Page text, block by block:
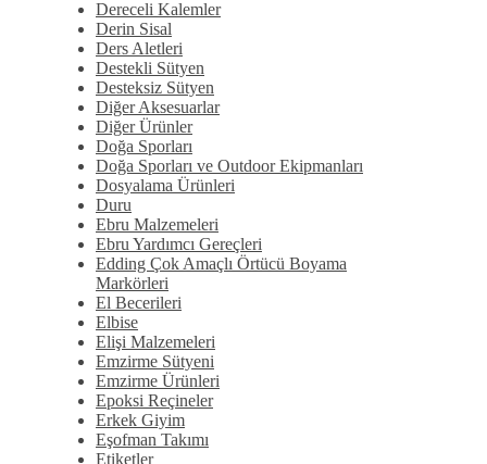
Dereceli Kalemler
Derin Sisal
Ders Aletleri
Destekli Sütyen
Desteksiz Sütyen
Diğer Aksesuarlar
Diğer Ürünler
Doğa Sporları
Doğa Sporları ve Outdoor Ekipmanları
Dosyalama Ürünleri
Duru
Ebru Malzemeleri
Ebru Yardımcı Gereçleri
Edding Çok Amaçlı Örtücü Boyama
Markörleri
El Becerileri
Elbise
Elişi Malzemeleri
Emzirme Sütyeni
Emzirme Ürünleri
Epoksi Reçineler
Erkek Giyim
Eşofman Takımı
Etiketler